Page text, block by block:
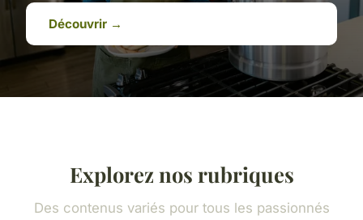
Découvrir →
Explorez nos rubriques
Des contenus variés pour tous les passionnés